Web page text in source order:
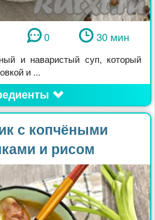
0 30 мин
и наваристый суп, который
и ...
с копчёными
и рисом